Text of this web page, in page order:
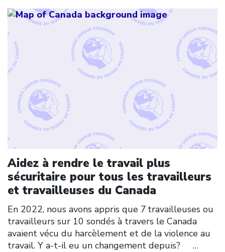
Aidez à rendre le travail plus
sécuritaire pour tous les travailleurs
et travailleuses du Canada
En 2022, nous avons appris que 7 travailleuses ou
travailleurs sur 10 sondés à travers le Canada
avaient vécu du harcèlement et de la violence au
travail. Y a-t-il eu un changement depuis?
…
Click to open the link